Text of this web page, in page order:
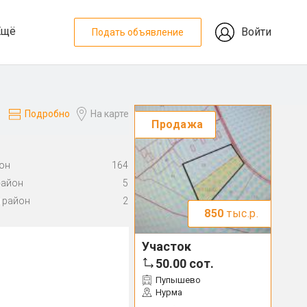
Подать объявление Войти
Подробно На карте
164
5
район 2
Продажа
850 тыс.р.
Участок
50.00 сот.
Пупышево
Нурма